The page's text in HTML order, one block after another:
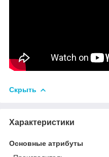
Скрыть
Характеристики
Основные атрибуты